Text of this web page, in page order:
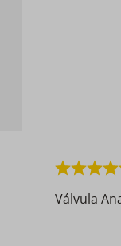
Válvula